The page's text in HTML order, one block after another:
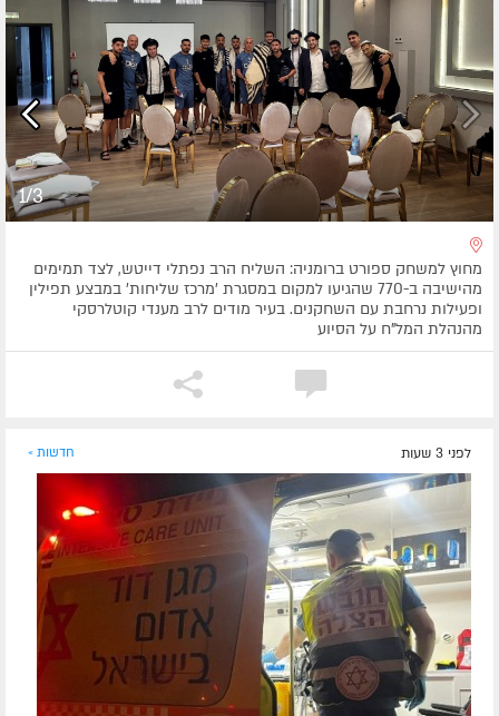
1/3
מחוץ למשחק ספורט ברומניה: השליח הרב נפתלי דייטש, לצד תמימים
מהישיבה ב-770 שהגיעו למקום במסגרת 'מרכז שליחות' במבצע תפילין
ופעילות נרחבת עם השחקנים. בעיר מודים לרב מענדי קוטלרסקי
מהנהלת המל"ח על הסיוע
לפני 3 שעות חדשות »